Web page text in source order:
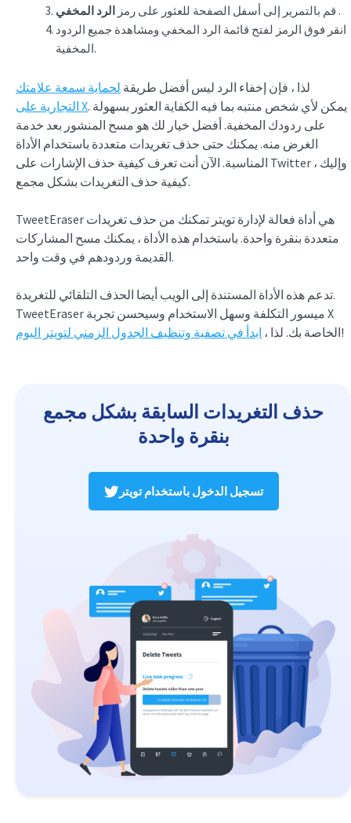
قم بالتمرير إلى أسفل الصفحة للعثور على رمز الرد المخفي
.
انقر فوق الرمز لفتح قائمة الرد المخفي ومشاهدة جميع الردود
المخفية.
لذا ، فإن إخفاء الرد ليس أفضل طريقة لحماية سمعة علامتك
التجارية على X. يمكن لأي شخص منتبه بما فيه الكفاية العثور بسهولة
على ردودك المخفية. أفضل خيار لك هو مسح المنشور بعد خدمة
الغرض منه. يمكنك حتى حذف تغريدات متعددة باستخدام الأداة
المناسبة. الآن أنت تعرف كيفية حذف الإشارات على Twitter ، وإليك
كيفية حذف التغريدات بشكل مجمع.
TweetEraser هي أداة فعالة لإدارة تويتر تمكنك من حذف تغريدات
متعددة بنقرة واحدة. باستخدام هذه الأداة ، يمكنك مسح المشاركات
القديمة وردودهم في وقت واحد.
تدعم هذه الأداة المستندة إلى الويب أيضا الحذف التلقائي للتغريدة.
TweetEraser ميسور التكلفة وسهل الاستخدام وسيحسن تجربة X
الخاصة بك. لذا ، ابدأ في تصفية وتنظيف الجدول الزمني لتويتر اليوم !
حذف التغريدات السابقة بشكل مجمع
بنقرة واحدة
تسجيل الدخول باستخدام تويتر